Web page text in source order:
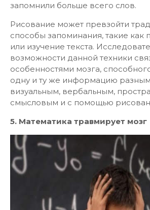
запомнили больше всего слов.
Рисование может превзойти
способы запоминания, такие как
или изучение текста.
возможности данной техники
особенностями мозга,
одну и ту же информацию
визуальным, вербальным,
смысловым и с помощью
5. Математика травмирует мозг